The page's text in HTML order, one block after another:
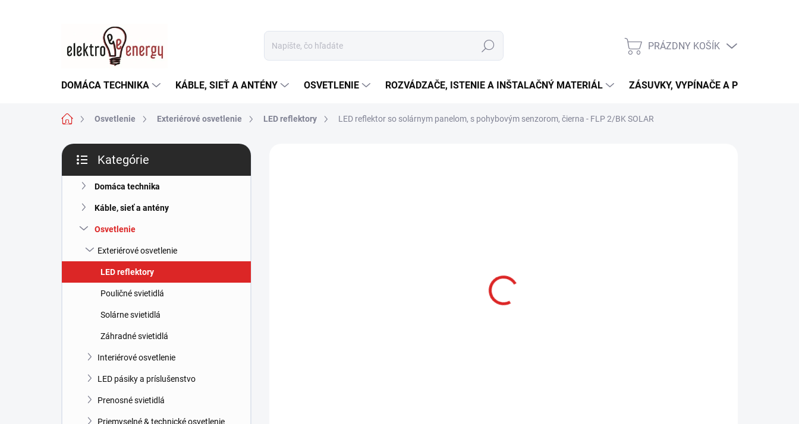
Hľadať
NÁKUPNÝ
PRÁZDNY KOŠÍK
DOMÁCA TECHNIKA KÁBLE, SIEŤ A ANTÉNY OSVETLENIE ROZVÁDZAČE, ISTENIE A INŠTALAČNÝ MATERIÁL ZÁSUVKY, VYPÍNAČE A PRIPOJENIE
DomovOsvetlenie Exteriérové osvetlenie LED reflektory LED reflektor so solárnym panelom, s pohybovým senzorom, čierna - FLP 2/BK SOLAR
B
č
kategórie
Kategórie
Domáca technika
Káble, sieť a antény
Osvetlenie
Exteriérové osvetlenie
LED reflektory
Pouličné svietidlá
Solárne svietidlá
Záhradné svietidlá
Interiérové osvetlenie
LED pásiky a príslušenstvo
Prenosné svietidlá
Priemyselné & technické osvetlenie